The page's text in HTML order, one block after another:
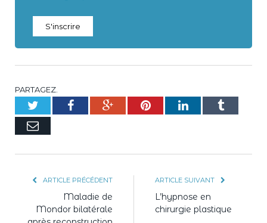
S'inscrire
PARTAGEZ.
TwitterFacebookGoogle+PinterestLinkedInTumblr
E-
ARTICLE PRÉCÉDENT
Maladie de
Mondor bilatérale
ARTICLE SUIVANT
L’hypnose en
chirurgie plastique